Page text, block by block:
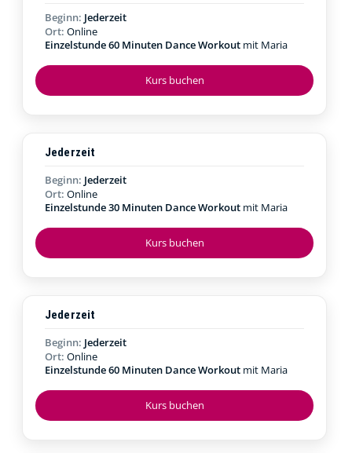
Kurs buchen
Beginn: Jederzeit
Ort: Online
Einzelstunde 60 Minuten Dance Workout mit Maria
Kurs buchen
Jederzeit
Beginn: Jederzeit
Ort: Online
Einzelstunde 30 Minuten Dance Workout mit Maria
Kurs buchen
Jederzeit
Beginn: Jederzeit
Ort: Online
Einzelstunde 60 Minuten Dance Workout mit Maria